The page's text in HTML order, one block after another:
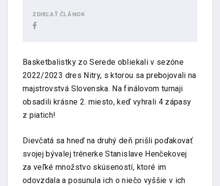
ZDIEĽAŤ ČLÁNOK
Basketbalistky zo Serede obliekali v sezóne
2022/2023 dres Nitry, s ktorou sa prebojovali na
majstrovstvá Slovenska. Na finálovom turnaji
obsadili krásne 2. miesto, keď vyhrali 4 zápasy
z piatich!
Dievčatá sa hneď na druhý deň prišli poďakovať
svojej bývalej trénerke Stanislave Henčekovej
za veľké množstvo skúseností, ktoré im
odovzdala a posunula ich o niečo vyššie v ich